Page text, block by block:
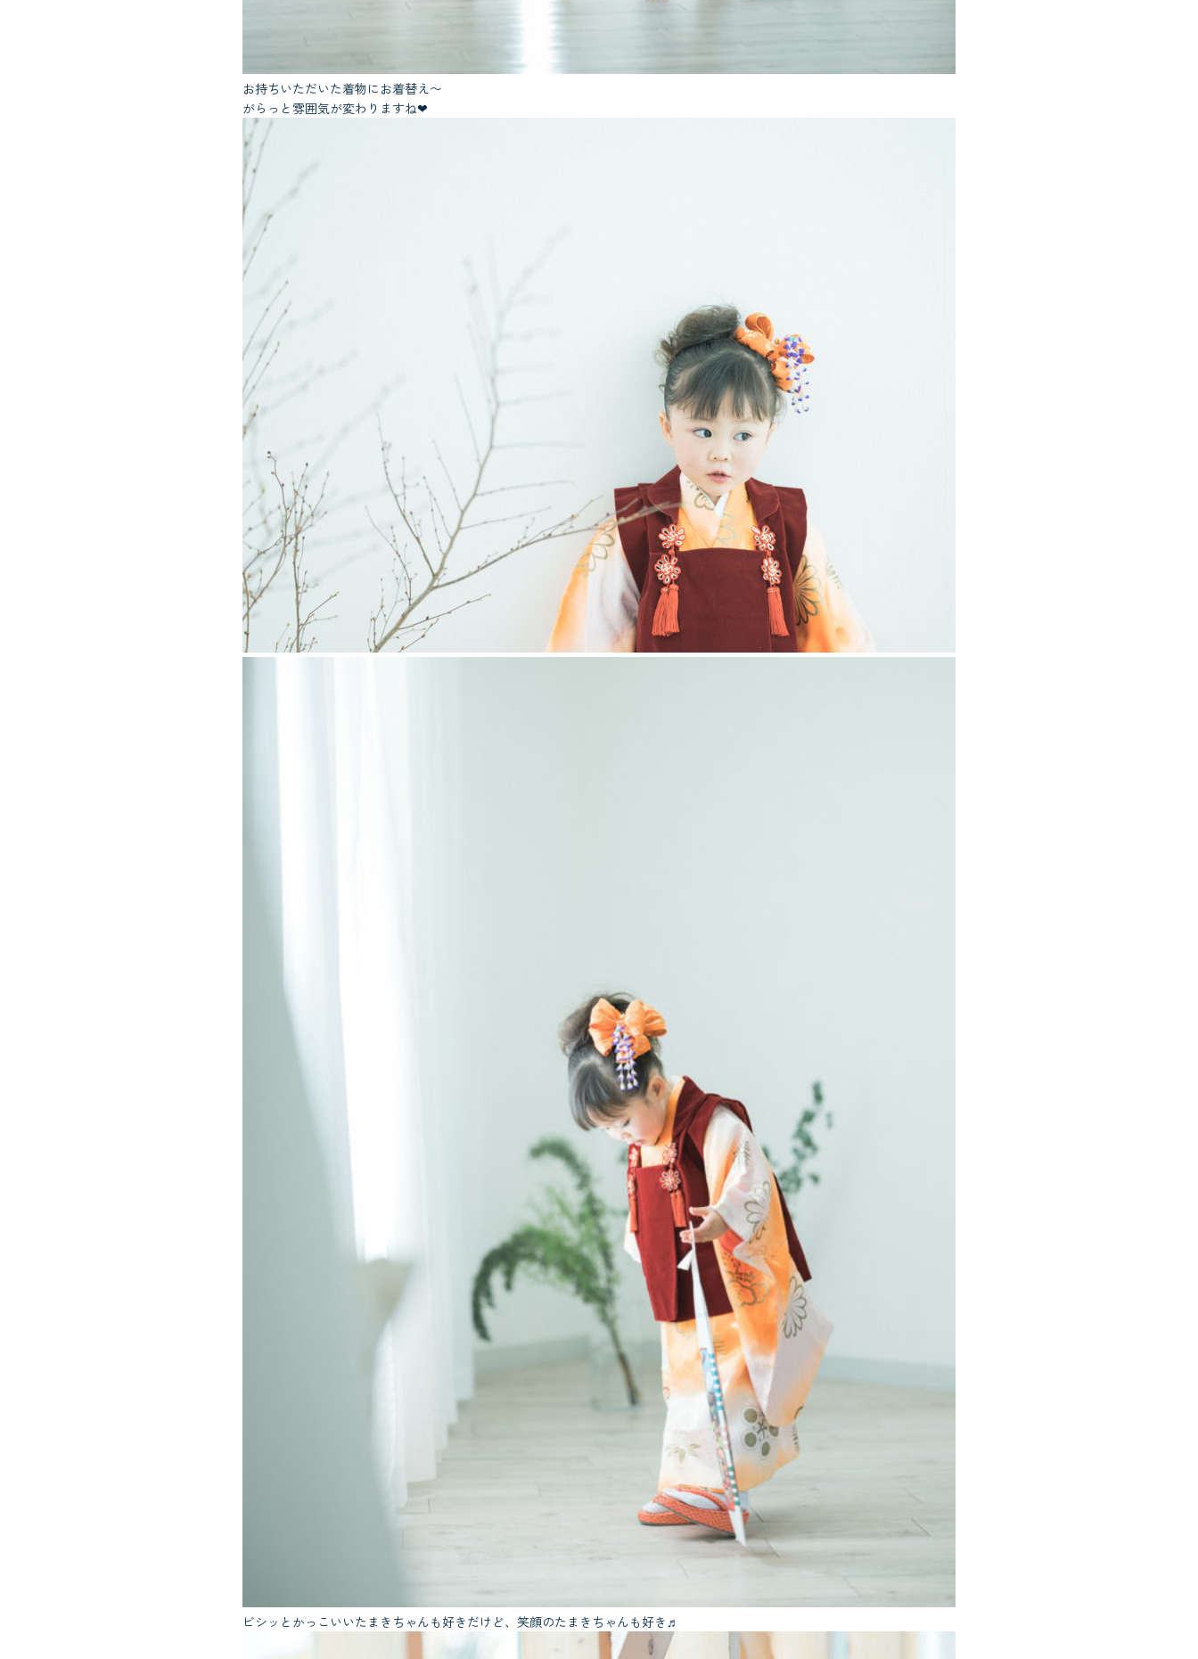
お持ちいただいた着物にお着替え〜
がらっと雰囲気が変わりますね❤
ビシッとかっこいいたまきちゃんも好きだけど、笑顔のたまきちゃんも好き♬